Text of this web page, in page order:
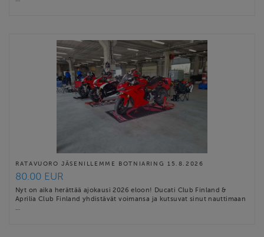
RATAVUORO JÄSENILLEMME BOTNIARING 15.8.2026
80.00 EUR
Nyt on aika herättää ajokausi 2026 eloon! Ducati Club Finland &
Aprilia Club Finland yhdistävät voimansa ja kutsuvat sinut nauttimaan